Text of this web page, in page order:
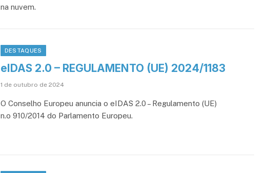
na nuvem.
DESTAQUES
eIDAS 2.0 – REGULAMENTO (UE) 2024/1183
1 de outubro de 2024
O Conselho Europeu anuncia o eIDAS 2.0 – Regulamento (UE)
n.o 910/2014 do Parlamento Europeu.